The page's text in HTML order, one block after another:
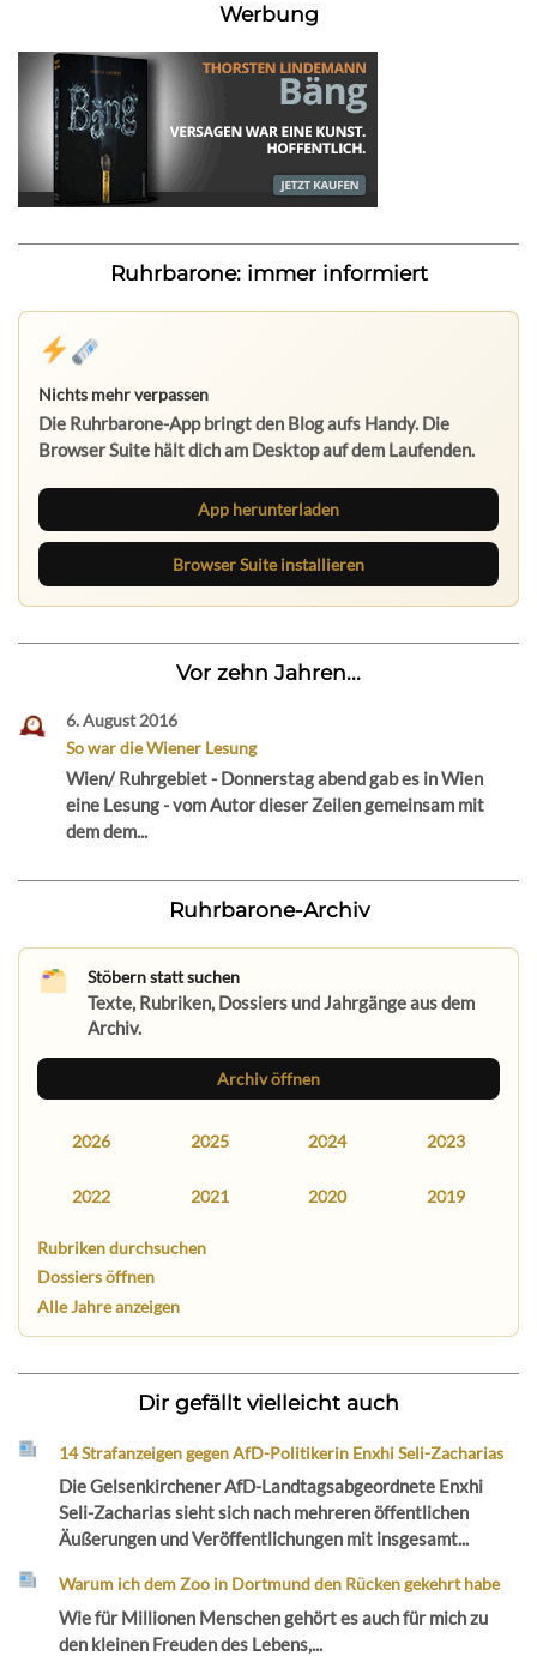
Werbung
Ruhrbarone: immer informiert
Nichts mehr verpassen
Die Ruhrbarone-App bringt den Blog aufs Handy. Die
Browser Suite hält dich am Desktop auf dem Laufenden.
App herunterladen
Browser Suite installieren
Vor zehn Jahren...
6. August 2016
So war die Wiener Lesung
Wien/ Ruhrgebiet - Donnerstag abend gab es in Wien
eine Lesung - vom Autor dieser Zeilen gemeinsam mit
dem dem...
Ruhrbarone-Archiv
Stöbern statt suchen
Texte, Rubriken, Dossiers und Jahrgänge aus dem
Archiv.
Archiv öffnen
2026 2025 2024 2023
2022 2021 2020 2019
Rubriken durchsuchen
Dossiers öffnen
Alle Jahre anzeigen
Dir gefällt vielleicht auch
14 Strafanzeigen gegen AfD-Politikerin Enxhi Seli-Zacharias
Die Gelsenkirchener AfD-Landtagsabgeordnete Enxhi
Seli-Zacharias sieht sich nach mehreren öffentlichen
Äußerungen und Veröffentlichungen mit insgesamt...
Warum ich dem Zoo in Dortmund den Rücken gekehrt habe
Wie für Millionen Menschen gehört es auch für mich zu
den kleinen Freuden des Lebens,...